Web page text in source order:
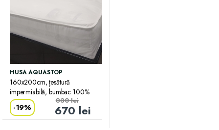
HUSA AQUASTOP
160x200cm, țesătură
impermiabilă, bumbac 100%
-19% 670 lei
830lei